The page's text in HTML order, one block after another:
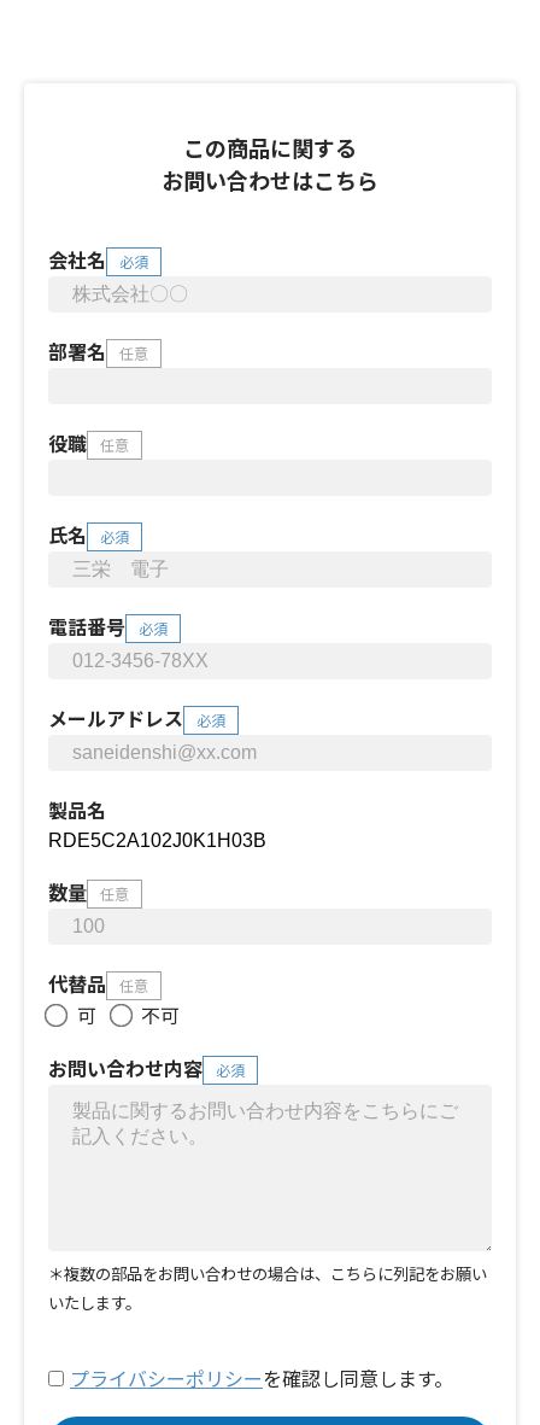
この商品に関する
お問い合わせはこちら
会社名 必須
部署名 任意
役職 任意
氏名 必須
電話番号 必須
メールアドレス 必須
製品名
数量 任意
代替品 任意
可
不可
お問い合わせ内容
必須
＊複数の部品をお問い合わせの場合は、こちらに列記をお願い
いたします。
プライバシーポリシーを確認し同意します。